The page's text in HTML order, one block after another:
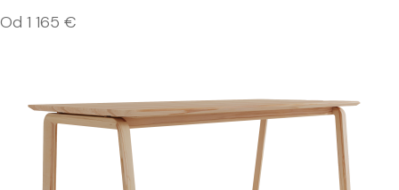
Od 1 165 €